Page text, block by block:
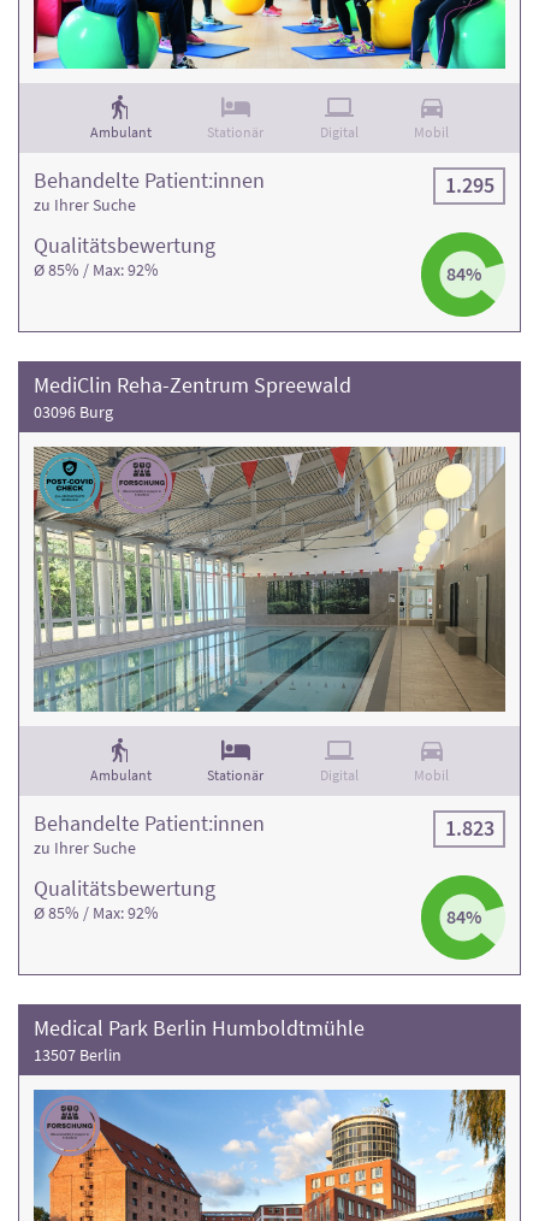
Achten Sie bei Ihrer Auswahl auf die Bewertung der
Rehaklinik und die Anzahl der Behandlungsfälle. Weitere
Informationen und die Kontaktdaten finden Sie in den
jeweiligen Klinikprofilen.
Ambulant Stationär Digital Mobil
Qualitäts­bewertung
Ø 85% / Max: 92% 84%
Behandelte Patient:innen
zu Ihrer Suche
1.295
MediClin Reha-Zentrum Spreewald
03096 Burg
Ambulant Stationär Digital Mobil
Qualitäts­bewertung
Ø 85% / Max: 92% 84%
Behandelte Patient:innen
zu Ihrer Suche
1.823
Medical Park Berlin Humboldtmühle
13507 Berlin